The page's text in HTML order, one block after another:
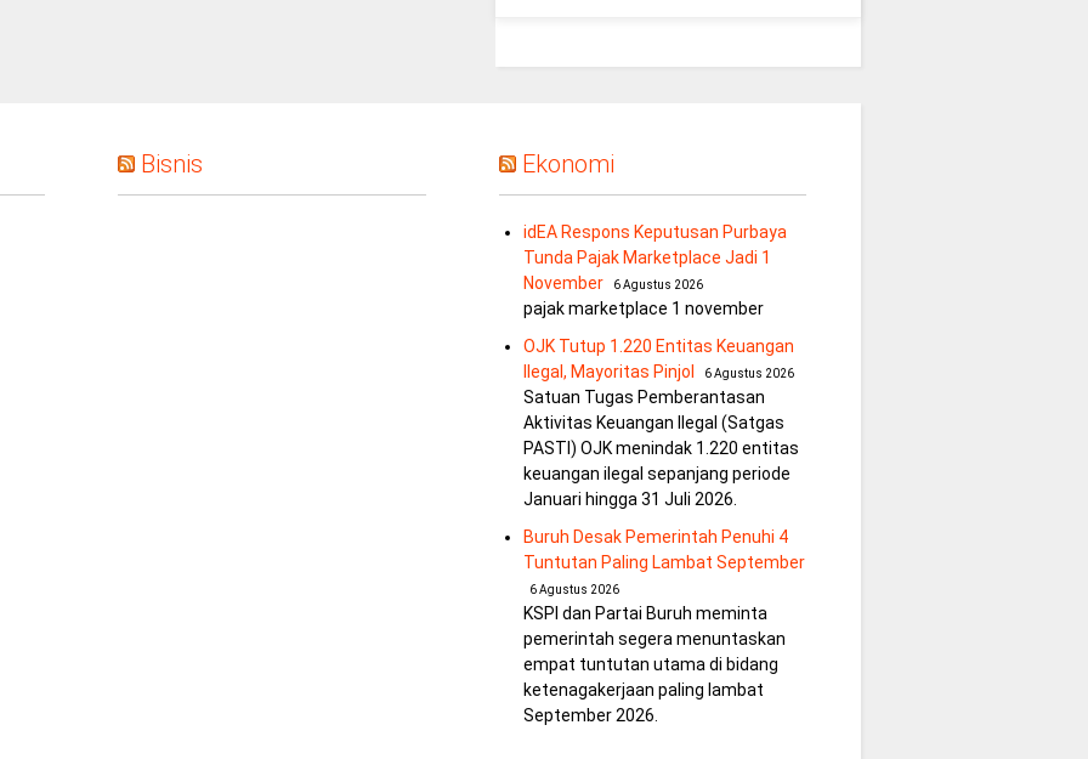
Bisnis Ekonomi
idEA Respons Keputusan Purbaya
Tunda Pajak Marketplace Jadi 1
November
6 Agustus 2026
pajak marketplace 1 november
OJK Tutup 1.220 Entitas Keuangan
Ilegal, Mayoritas Pinjol
6 Agustus 2026
Satuan Tugas Pemberantasan
Aktivitas Keuangan Ilegal (Satgas
PASTI) OJK menindak 1.220 entitas
keuangan ilegal sepanjang periode
Januari hingga 31 Juli 2026.
Buruh Desak Pemerintah Penuhi 4
Tuntutan Paling Lambat September
6 Agustus 2026
KSPI dan Partai Buruh meminta
pemerintah segera menuntaskan
empat tuntutan utama di bidang
ketenagakerjaan paling lambat
September 2026.